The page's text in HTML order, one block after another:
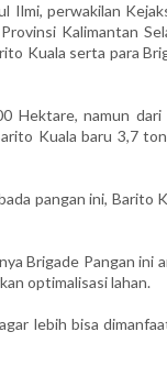
Ilmi, perwakilan
Kalimantan
Kuala serta para
Hektare, namun dari
Kuala baru 3,7
pangan ini, Barito
Brigade Pangan ini
optimalisasi lahan.
lebih bisa